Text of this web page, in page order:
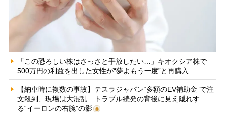
「この恐ろしい株はさっさと手放したい…」キオクシア株で
500万円の利益を出した女性が“夢よもう一度”と再購入
【納車時に複数の事故】テスラジャパン“多額のEV補助金”で注
文殺到、現場は大混乱 トラブル続発の背後に見え隠れす
る“イーロンの右腕”の影